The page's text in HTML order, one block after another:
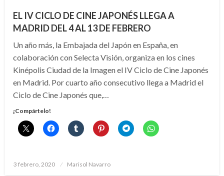
EL IV CICLO DE CINE JAPONÉS LLEGA A
MADRID DEL 4 AL 13 DE FEBRERO
Un año más, la Embajada del Japón en España, en
colaboración con Selecta Visión, organiza en los cines
Kinépolis Ciudad de la Imagen el IV Ciclo de Cine Japonés
en Madrid. Por cuarto año consecutivo llega a Madrid el
Ciclo de Cine Japonés que,…
¡Compártelo!
Publicado
3 febrero, 2020 Marisol Navarro